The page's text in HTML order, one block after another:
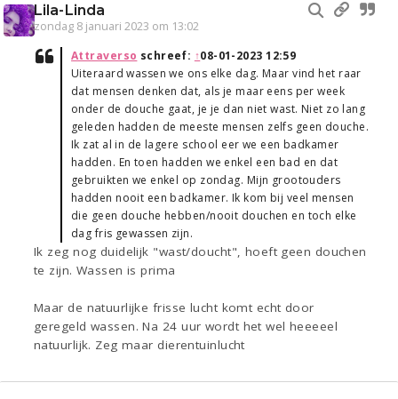
Lila-Linda
zondag 8 januari 2023 om 13:02
Attraverso schreef: ↑08-01-2023 12:59
Uiteraard wassen we ons elke dag. Maar vind het raar
dat mensen denken dat, als je maar eens per week
onder de douche gaat, je je dan niet wast. Niet zo lang
geleden hadden de meeste mensen zelfs geen douche.
Ik zat al in de lagere school eer we een badkamer
hadden. En toen hadden we enkel een bad en dat
gebruikten we enkel op zondag. Mijn grootouders
hadden nooit een badkamer. Ik kom bij veel mensen
die geen douche hebben/nooit douchen en toch elke
dag fris gewassen zijn.
Ik zeg nog duidelijk "wast/doucht", hoeft geen douchen
te zijn. Wassen is prima
Maar de natuurlijke frisse lucht komt echt door
geregeld wassen. Na 24 uur wordt het wel heeeeel
natuurlijk. Zeg maar dierentuinlucht